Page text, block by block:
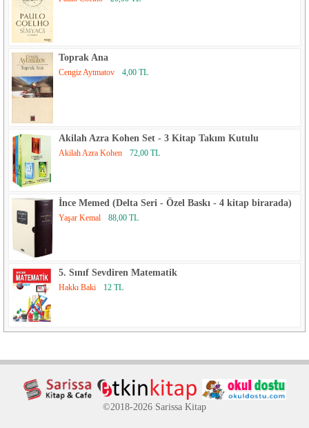
Toprak Ana
Cengiz Aytmatov 4,00 TL
Akilah Azra Kohen Set - 3 Kitap Takım Kutulu
Akilah Azra Kohen 72,00 TL
İnce Memed (Delta Seri - Özel Baskı - 4 kitap birarada)
Yaşar Kemal 88,00 TL
5. Sınıf Sevdiren Matematik
Hakkı Baki 12 TL
©2018-2026 Sarissa Kitap